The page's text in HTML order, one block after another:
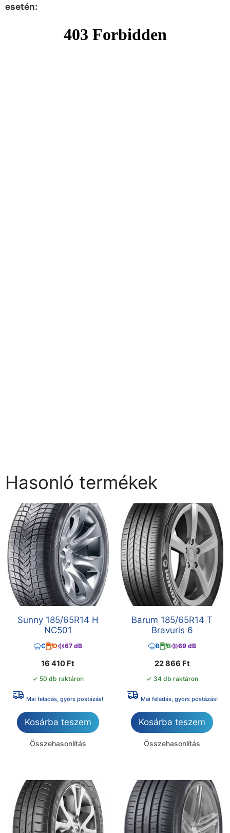
esetén:
Hasonló termékek
Sunny 185/65R14 H
NC501
C D 67 dB
16 410 Ft
✓ 50 db raktáron
Mai feladás, gyors postázás!
Kosárba teszem
Összehasonlítás
Barum 185/65R14 T
Bravuris 6
B B 69 dB
22 866 Ft
✓ 34 db raktáron
Mai feladás, gyors postázás!
Kosárba teszem
Összehasonlítás